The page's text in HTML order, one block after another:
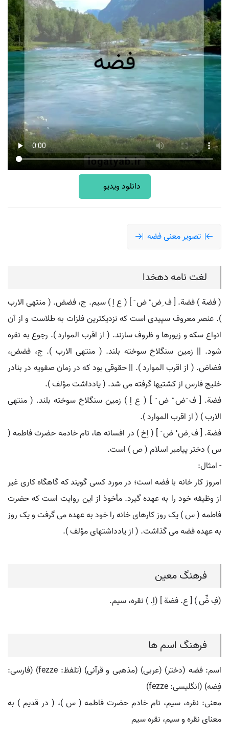
دانلود ویدیو
تصویر معنی فضه
لغت نامه دهخدا
( فضة ) فضة. [ ف ِض ْ ض َ ] ( ع اِ ) سیم. ج، فضض. ( منتهی الارب
). عنصر معروف سپیدی است که نزدیکترین فلزات به طلاست و از آن
انواع سکه و زیورها و ظروف سازند. ( از اقرب الموارد ). رجوع به نقره
شود. || زمین سنگلاخ سوخته بلند. ( منتهی الارب ). ج، فضض،
فضاض. ( از اقرب الموارد ). || حقوقی بود که در زمان صفویه در بنادر
خلیج فارس از کشتیها گرفته می شد. ( یادداشت مؤلف ).
فضة. [ ف َض ْ ض َ ] ( ع اِ ) زمین سنگلاخ سوخته بلند. ( منتهی
الارب ) ( از اقرب الموارد ).
فضة. [ ف ِض ْ ض َ ] ( اِخ ) در افسانه ها، نام خادمه حضرت فاطمه (
س ) دختر پیامبر اسلام ( ص ) است.
- امثال:
امروز کار خانه با فضه است؛ در مورد کسی گویند که گاهگاه کاری غیر
از وظیفه خود را به عهده گیرد. مأخوذ از این روایت است که حضرت
فاطمه ( س ) یک روز کارهای خانه را خود به عهده می گرفت و یک روز
به عهده فضه می گذاشت. ( از یادداشتهای مؤلف ).
فرهنگ معین
(فِ ضِّ ) [ ع. فضة ] (اِ. ) نقره، سیم.
فرهنگ اسم ها
اسم: فضه (دختر) (عربی) (مذهبی و قرآنی) (تلفظ: fezze) (فارسی:
فِضه) (انگلیسی: fezze)
معنی: نقره، سیم، نام خادم حضرت فاطمه ( س )، ( در قدیم ) به
معنای نقره و سیم، نقره سیم